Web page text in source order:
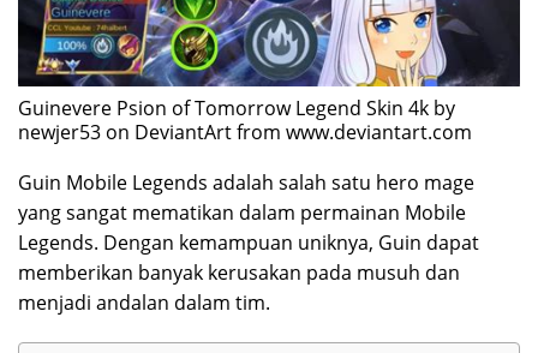
Guinevere Psion of Tomorrow Legend Skin 4k by
newjer53 on DeviantArt from www.deviantart.com
Guin Mobile Legends adalah salah satu hero mage
yang sangat mematikan dalam permainan Mobile
Legends. Dengan kemampuan uniknya, Guin dapat
memberikan banyak kerusakan pada musuh dan
menjadi andalan dalam tim.